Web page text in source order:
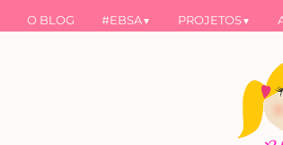
O BLOG #EBSA▼ PROJETOS▼